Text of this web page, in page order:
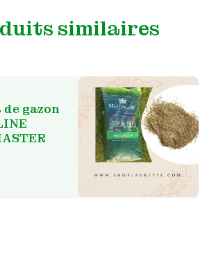
similaires
de gazon